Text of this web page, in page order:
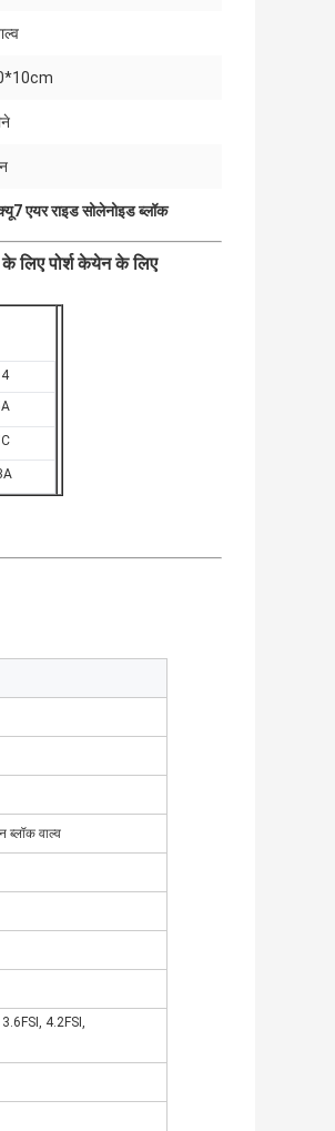
एयर राइड सोलेनोइड ब्लॉक
लिए पोर्श केयेन के लिए
वाल्व
4.2FSI,